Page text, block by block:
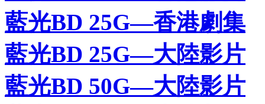
藍光BD 25G—香港劇集
藍光BD 25G—大陸影片
藍光BD 50G—大陸影片